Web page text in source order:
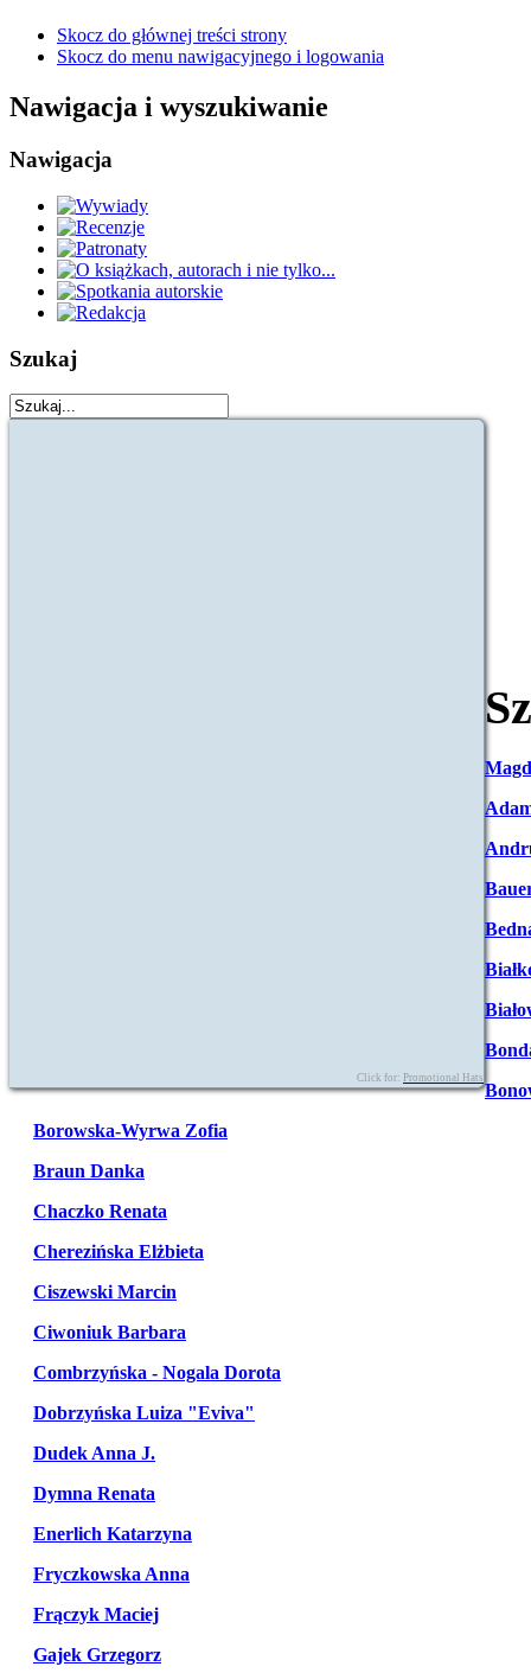
Skocz do głównej treści strony
Skocz do menu nawigacyjnego i logowania
Nawigacja i wyszukiwanie
Nawigacja
Szukaj
Click for: Promotional Hats
Borowska-Wyrwa Zofia
Braun Danka
Chaczko Renata
Cherezińska Elżbieta
Ciszewski Marcin
Ciwoniuk Barbara
Combrzyńska - Nogala Dorota
Dobrzyńska Luiza "Eviva"
Dudek Anna J.
Dymna Renata
Enerlich Katarzyna
Fryczkowska Anna
Frączyk Maciej
Gajek Grzegorz